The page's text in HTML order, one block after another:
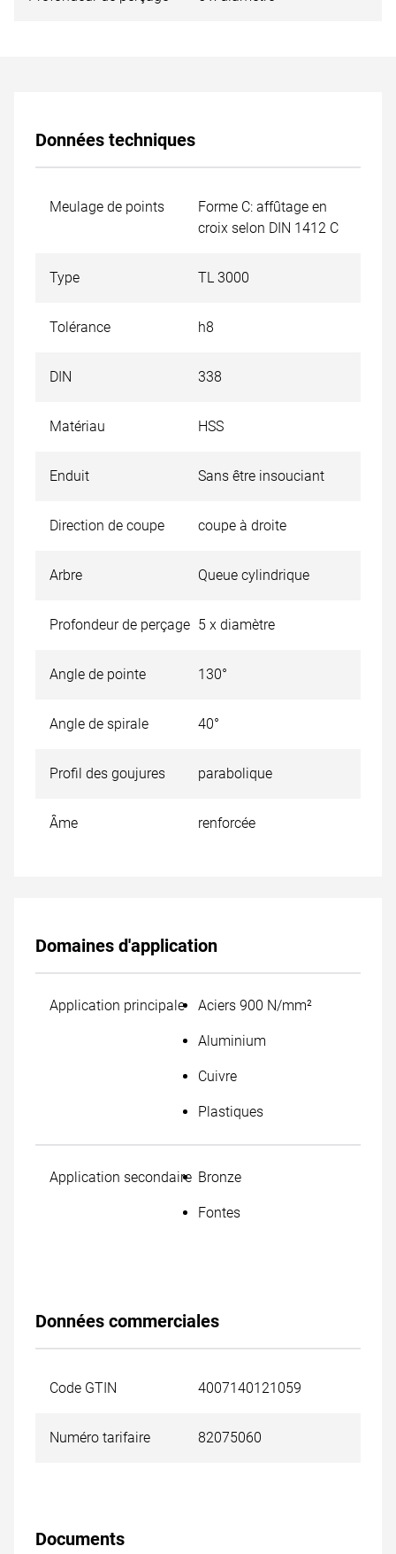
Données techniques
Meulage de points
Forme C: affûtage en
croix selon DIN 1412 C
Type TL 3000
Tolérance h8
DIN 338
Matériau HSS
Enduit Sans être insouciant
Direction de coupe coupe à droite
Arbre Queue cylindrique
Profondeur de perçage 5 x diamètre
Angle de pointe 130°
Angle de spirale 40°
Profil des goujures parabolique
Âme renforcée
Domaines d'application
Application principale Aciers 900 N/mm²
Aluminium
Cuivre
Plastiques
Application secondaire Bronze
Fontes
Données commerciales
Code GTIN 4007140121059
Numéro tarifaire 82075060
Documents